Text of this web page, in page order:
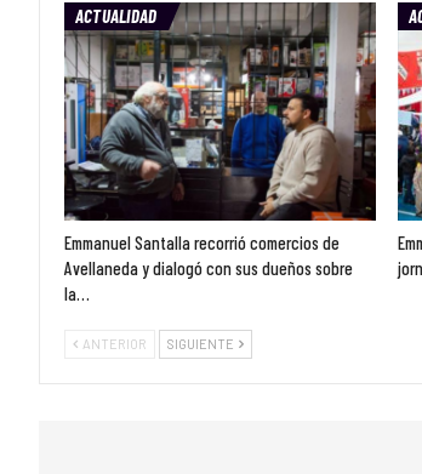
ACTUALIDAD
Emmanuel Santalla recorrió comercios de
Avellaneda y dialogó con sus dueños sobre
la…
ANTERIOR SIGUIENTE